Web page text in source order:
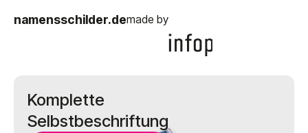
namensschilder.demade by
Komplette
Selbstbeschriftung